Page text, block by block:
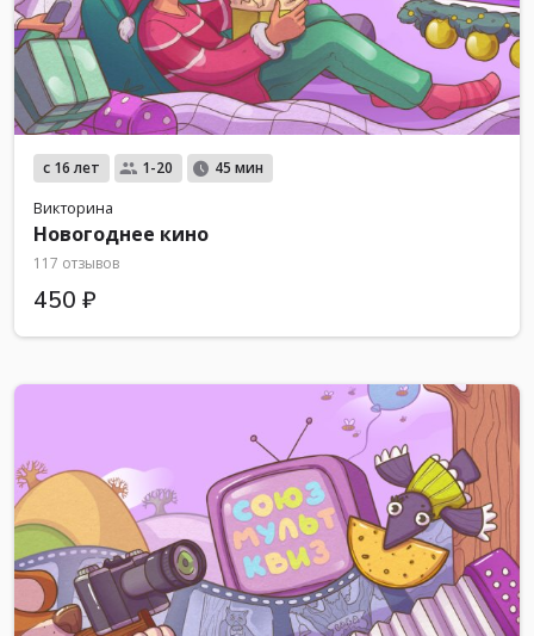
с 16 лет 1-20 45 мин
Викторина
Новогоднее кино
117 отзывов
450 ₽